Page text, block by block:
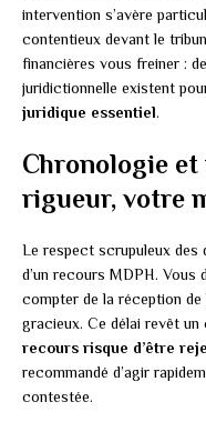
intervention s’avère
contentieux devant le
financières vous freiner :
juridictionnelle existent
juridique essentiel.
Chronologie et
rigueur, votre
Le respect scrupuleux des
d’un recours MDPH. Vous
compter de la réception
gracieux. Ce délai revêt
recours risque d’être
recommandé d’agir
contestée.